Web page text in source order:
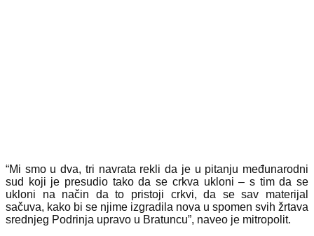
“Mi smo u dva, tri navrata rekli da je u pitanju međunarodni
sud koji je presudio tako da se crkva ukloni – s tim da se
ukloni na način da to pristoji crkvi, da se sav materijal
sačuva, kako bi se njime izgradila nova u spomen svih žrtava
srednjeg Podrinja upravo u Bratuncu”, naveo je mitropolit.